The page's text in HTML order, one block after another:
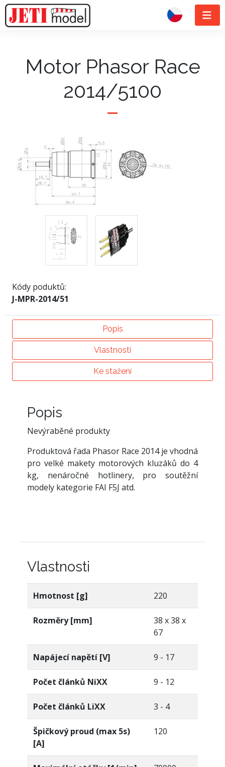
Motor Phasor Race
2014/5100
Kódy poduktů:
J-MPR-2014/51
Popis
Vlastnosti
Ke stažení
Popis
Nevýraběné produkty
Produktová řada Phasor Race 2014 je vhodná
pro velké makety motorových kluzáků do 4
kg, nenáročné hotlinery, pro soutěžní
modely kategorie FAI F5J atd.
Vlastnosti
Hmotnost [g] 220
Rozměry [mm]
38 x 38 x
67
Napájecí napětí [V] 9 - 17
Počet článků NiXX 9 - 12
Počet článků LiXX 3 - 4
Špičkový proud (max 5s)
[A]
120